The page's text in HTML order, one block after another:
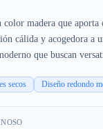
madera que
cálida y acogedora a
que buscan
secos Diseño redondo